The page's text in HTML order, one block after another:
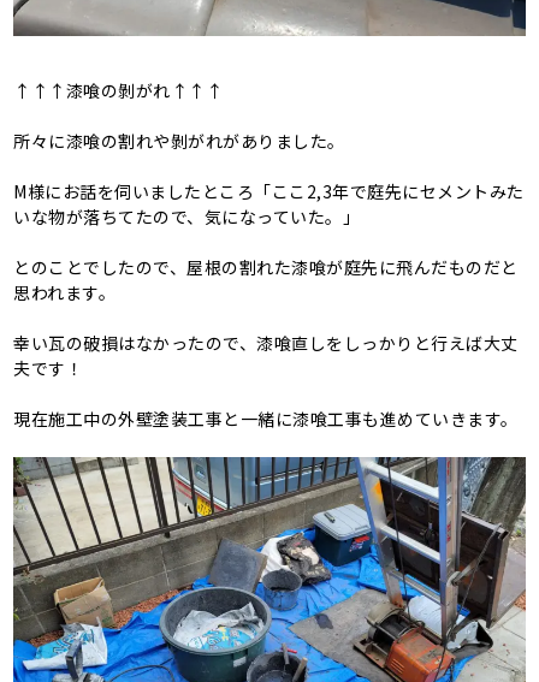
↑↑↑漆喰の剝がれ↑↑↑
所々に漆喰の割れや剝がれがありました。
M様にお話を伺いましたところ「ここ2,3年で庭先にセメントみた
いな物が落ちてたので、気になっていた。」
とのことでしたので、屋根の割れた漆喰が庭先に飛んだものだと
思われます。
幸い瓦の破損はなかったので、漆喰直しをしっかりと行えば大丈
夫です！
現在施工中の外壁塗装工事と一緒に漆喰工事も進めていきます。